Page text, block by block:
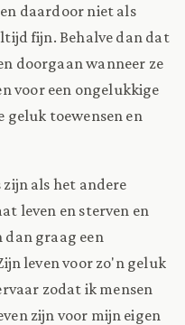
daardoor niet als
fijn. Behalve dan dat
doorgaan wanneer ze
voor een ongelukkige
geluk toewensen en
als het andere
leven en sterven en
graag een
leven voor zo'n geluk
zodat ik mensen
zijn voor mijn eigen